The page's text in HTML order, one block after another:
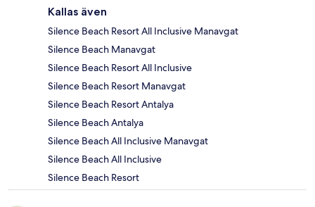
Kallas även
Silence Beach Resort All Inclusive Manavgat
Silence Beach Manavgat
Silence Beach Resort All Inclusive
Silence Beach Resort Manavgat
Silence Beach Resort Antalya
Silence Beach Antalya
Silence Beach All Inclusive Manavgat
Silence Beach All Inclusive
Silence Beach Resort